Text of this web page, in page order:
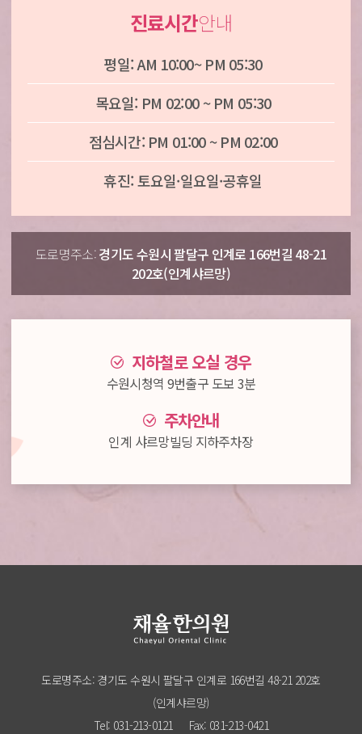
진료시간안내
평일: AM 10:00~ PM 05:30
목요일: PM 02:00 ~ PM 05:30
점심시간: PM 01:00 ~ PM 02:00
휴진: 토요일·일요일·공휴일
도로명주소:경기도 수원시 팔달구 인계로 166번길 48-21
202호(인계샤르망)
지하철로 오실 경우
수원시청역 9번출구 도보 3분
주차안내
인계 샤르망빌딩 지하주차장
도로명주소: 경기도 수원시 팔달구 인계로 166번길 48-21 202호
(인계샤르망)
Tel: 031-213-0121
Fax: 031-213-0421